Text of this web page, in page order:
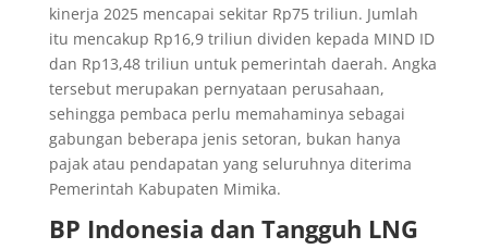
kinerja 2025 mencapai sekitar Rp75 triliun. Jumlah
itu mencakup Rp16,9 triliun dividen kepada MIND ID
dan Rp13,48 triliun untuk pemerintah daerah. Angka
tersebut merupakan pernyataan perusahaan,
sehingga pembaca perlu memahaminya sebagai
gabungan beberapa jenis setoran, bukan hanya
pajak atau pendapatan yang seluruhnya diterima
Pemerintah Kabupaten Mimika.
BP Indonesia dan Tangguh LNG